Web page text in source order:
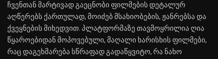
ჩვენთან მარტივად გაეცნობი ფილმების დეტალურ
აღწერებს ქართულად, მოიძებ მსახიობების, ჟანრებსა და
ქვეყნების მიხედვით. პლატფორმაზე თავმოყრილია ღია
წყაროებიდან მოპოვებული, მაღალი ხარისხის ფილმები,
რაც დაგეხმარება სწრაფად გადაწყვიტო, რა ნახო